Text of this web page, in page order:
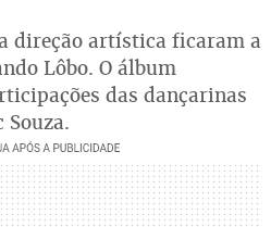
direção artística ficaram a
Lôbo. O álbum
das dançarinas
Souza.